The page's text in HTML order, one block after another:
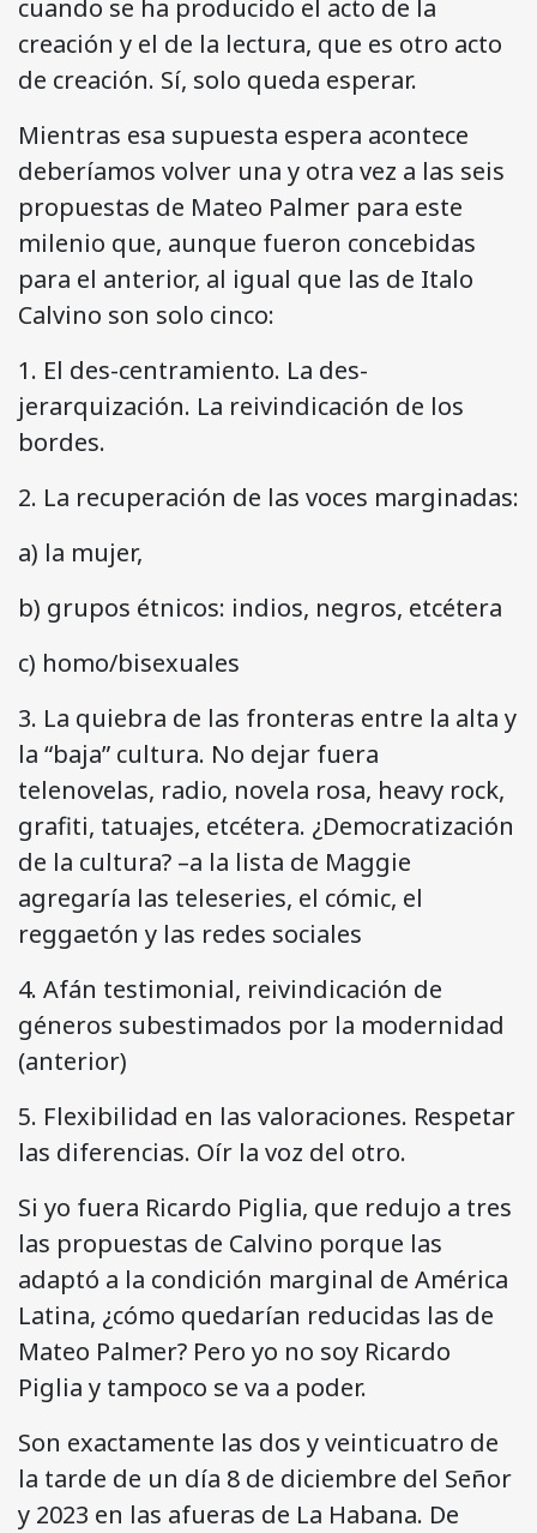
cuando se ha producido el acto de la
creación y el de la lectura, que es otro acto
de creación. Sí, solo queda esperar.
Mientras esa supuesta espera acontece
deberíamos volver una y otra vez a las seis
propuestas de Mateo Palmer para este
milenio que, aunque fueron concebidas
para el anterior, al igual que las de Italo
Calvino son solo cinco:
1. El des-centramiento. La des-
jerarquización. La reivindicación de los
bordes.
2. La recuperación de las voces marginadas:
a) la mujer,
b) grupos étnicos: indios, negros, etcétera
c) homo/bisexuales
3. La quiebra de las fronteras entre la alta y
la “baja” cultura. No dejar fuera
telenovelas, radio, novela rosa, heavy rock,
grafiti, tatuajes, etcétera. ¿Democratización
de la cultura? –a la lista de Maggie
agregaría las teleseries, el cómic, el
reggaetón y las redes sociales
4. Afán testimonial, reivindicación de
géneros subestimados por la modernidad
(anterior)
5. Flexibilidad en las valoraciones. Respetar
las diferencias. Oír la voz del otro.
Si yo fuera Ricardo Piglia, que redujo a tres
las propuestas de Calvino porque las
adaptó a la condición marginal de América
Latina, ¿cómo quedarían reducidas las de
Mateo Palmer? Pero yo no soy Ricardo
Piglia y tampoco se va a poder.
Son exactamente las dos y veinticuatro de
la tarde de un día 8 de diciembre del Señor
y 2023 en las afueras de La Habana. De